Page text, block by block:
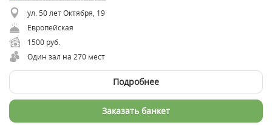
ул. 50 лет Октября, 19
Европейская
1500 руб.
Один зал на 270 мест
Подробнее
Заказать банкет